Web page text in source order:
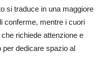
si traduce in una maggiore
conferme, mentre i cuori
richiede attenzione e
per dedicare spazio al